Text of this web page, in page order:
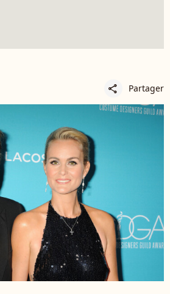
share Partager